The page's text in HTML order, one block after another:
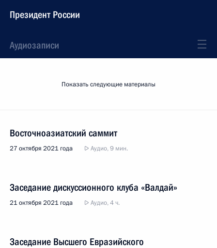
Президент России
Аудиозаписи
Показать следующие материалы
Восточноазиатский саммит
27 октября 2021 года Аудио, 9 мин.
Заседание дискуссионного клуба «Валдай»
21 октября 2021 года Аудио, 4 ч.
Заседание Высшего Евразийского